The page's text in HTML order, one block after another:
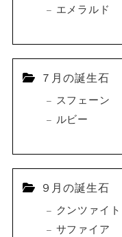
エメラルド
７月の誕生石
スフェーン
ルビー
９月の誕生石
クンツァイト
サファイア